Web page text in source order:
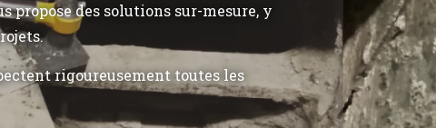
des solutions sur-mesure, y
rigoureusement toutes les